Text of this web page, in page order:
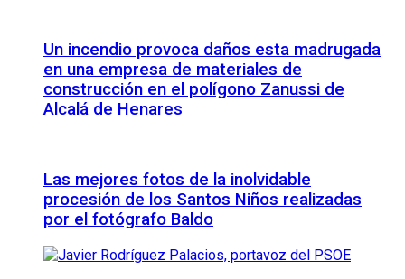
Un incendio provoca daños esta madrugada
en una empresa de materiales de
construcción en el polígono Zanussi de
Alcalá de Henares
Las mejores fotos de la inolvidable
procesión de los Santos Niños realizadas
por el fotógrafo Baldo